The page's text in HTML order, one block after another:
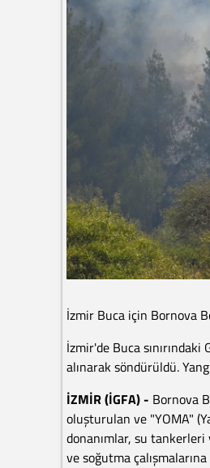
İzmir Buca için Bornova
İzmir'de Buca
alınarak söndürüldü.
İZMİR (İGFA) - Bornova
oluşturulan ve "YOMA"
donanımlar, su tankerleri
ve soğutma